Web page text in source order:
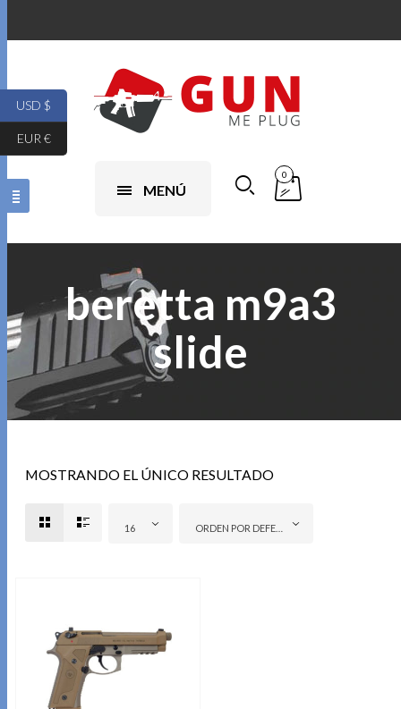
MENÚ
0
beretta m9a3
slide
MOSTRANDO EL ÚNICO RESULTADO
16 ORDEN POR DEFECTO
USD $
EUR €